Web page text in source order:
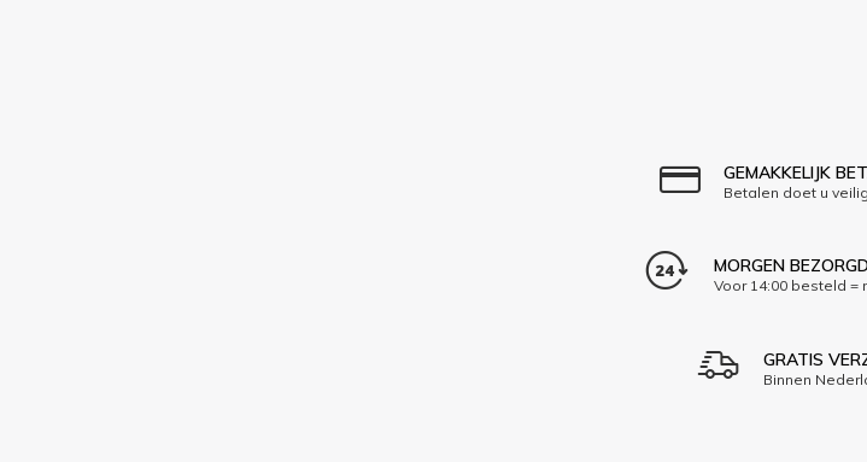
GEMAKKELIJK
Betalen doet u
MORGEN BEZORGD
Voor 14:00 besteld =
GRATIS
Binnen